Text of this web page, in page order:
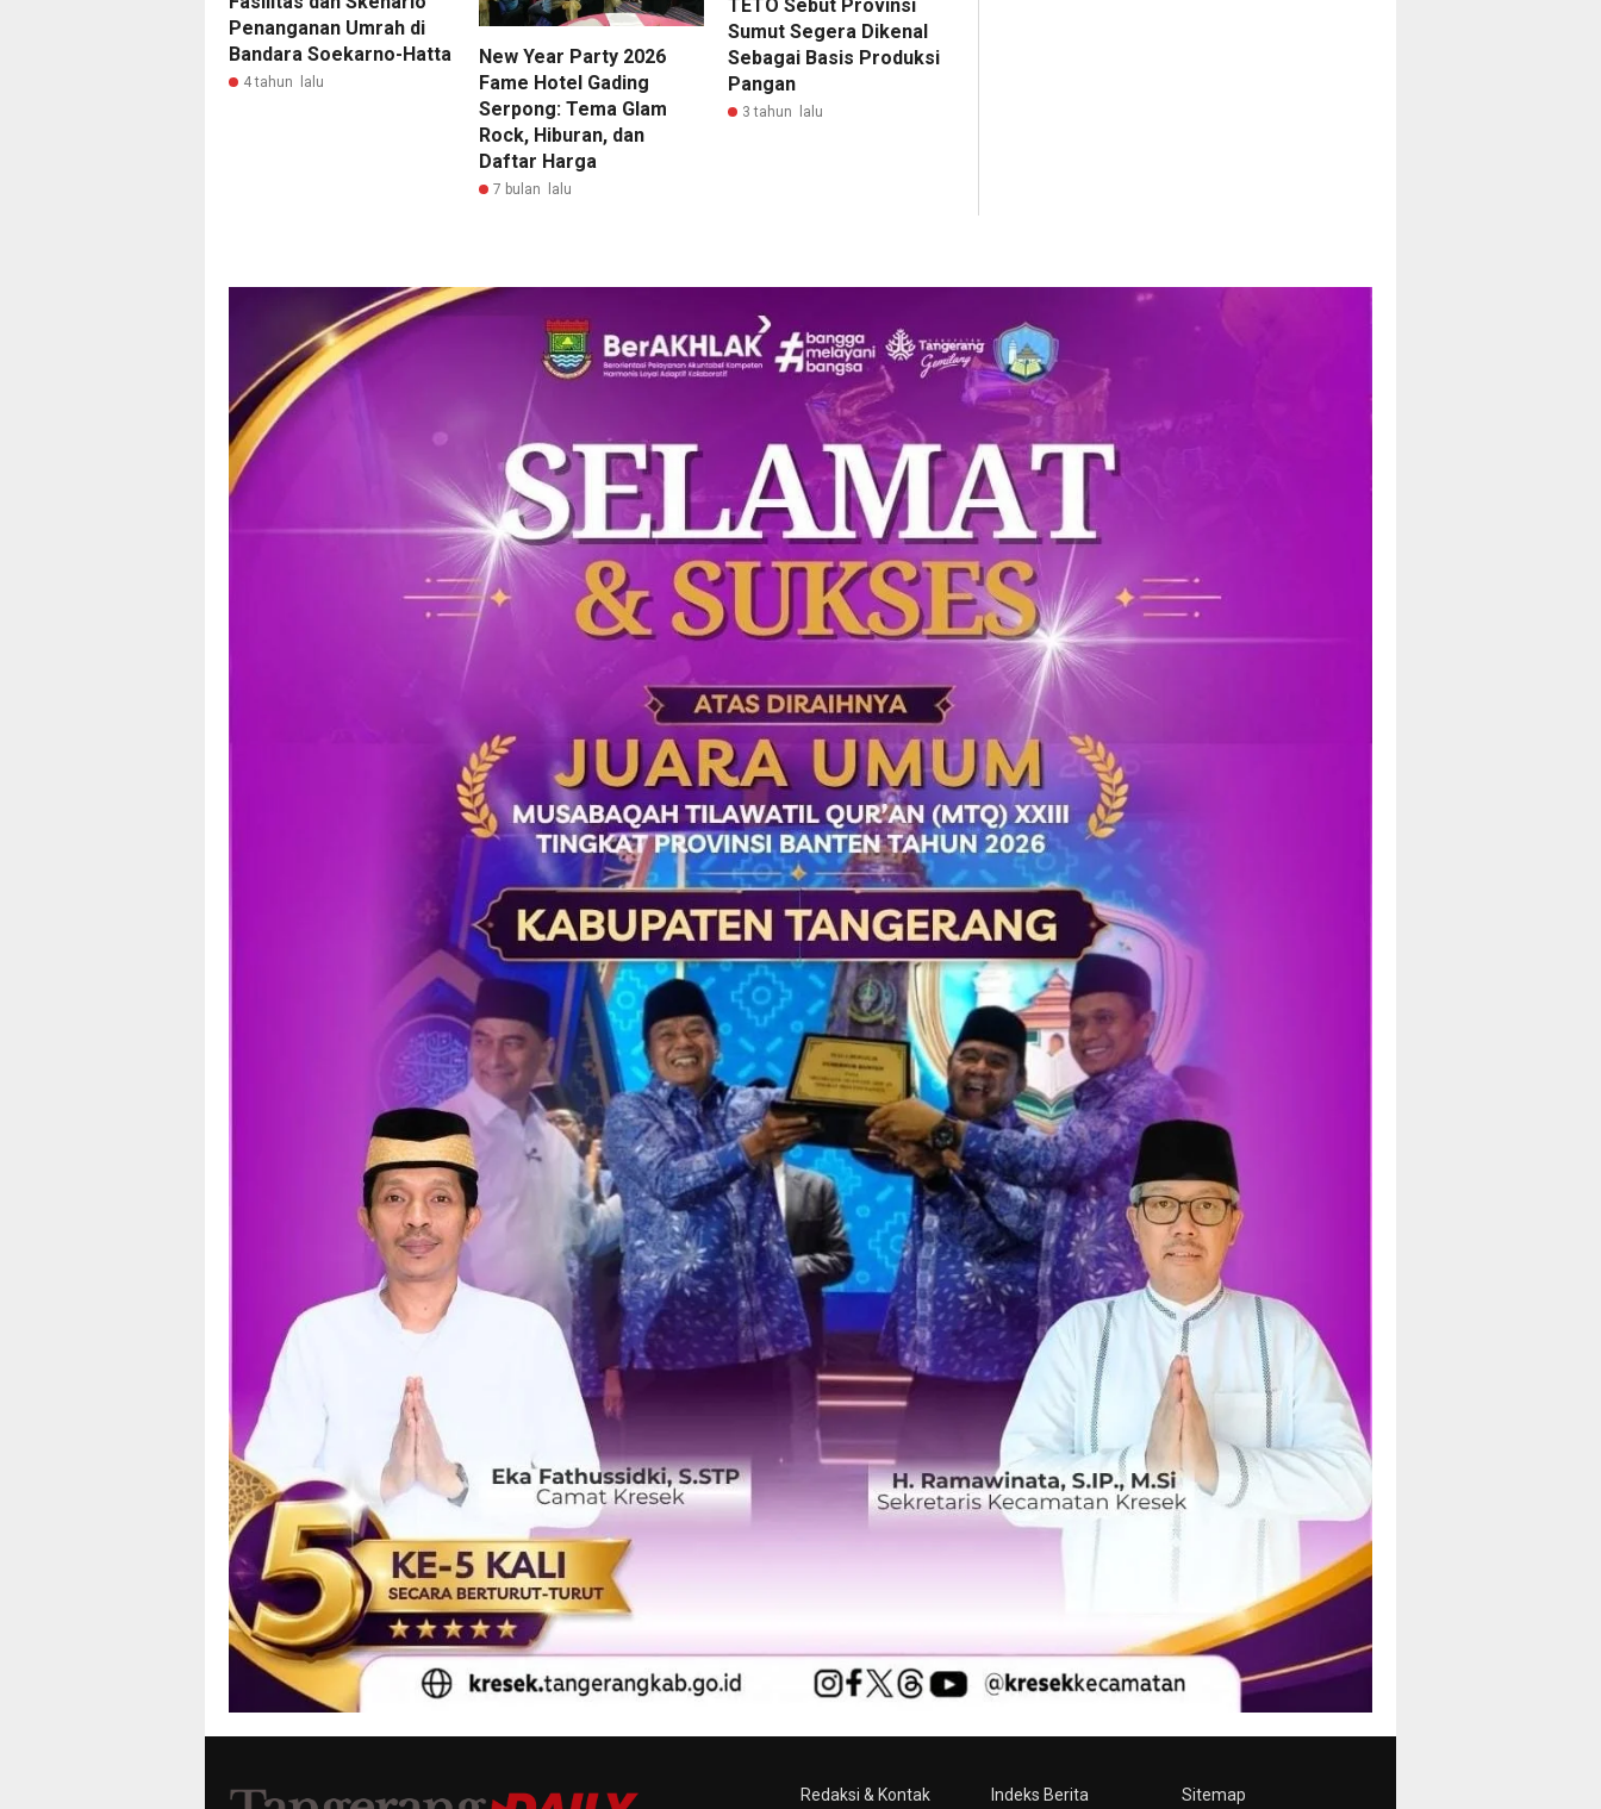
Penanganan Umrah di
Bandara Soekarno-Hatta
4 tahun lalu
New Year Party 2026
Fame Hotel Gading
Serpong: Tema Glam
Rock, Hiburan, dan
Daftar Harga
7 bulan lalu
TETO Sebut Provinsi
Sumut Segera Dikenal
Sebagai Basis Produksi
Pangan
3 tahun lalu
Redaksi & Kontak Indeks Berita Sitemap